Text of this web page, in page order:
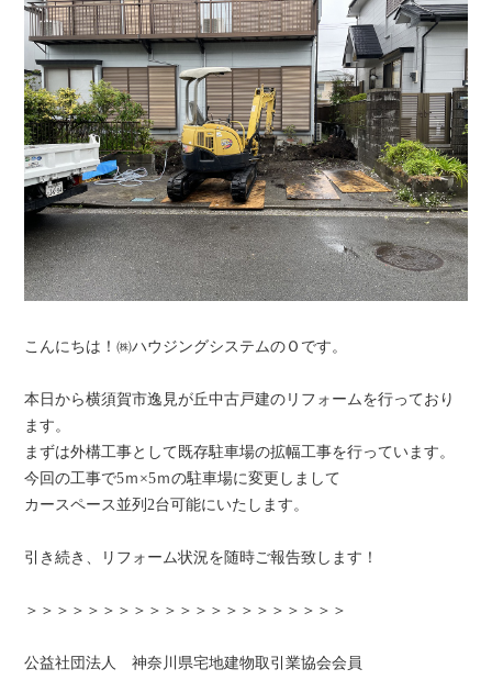
こんにちは！㈱ハウジングシステムのＯです。
本日から横須賀市逸見が丘中古戸建のリフォームを行っており
ます。
まずは外構工事として既存駐車場の拡幅工事を行っています。
今回の工事で5ｍ×5ｍの駐車場に変更しまして
カースペース並列2台可能にいたします。
引き続き、リフォーム状況を随時ご報告致します！
＞＞＞＞＞＞＞＞＞＞＞＞＞＞＞＞＞＞＞＞＞
公益社団法人 神奈川県宅地建物取引業協会会員